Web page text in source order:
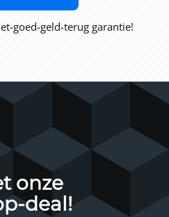
goed-geld-terug garantie!
onze
deal!